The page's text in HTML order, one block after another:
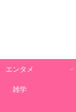
エンタメ
雑学